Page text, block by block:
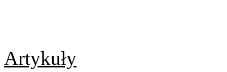
Artykuły